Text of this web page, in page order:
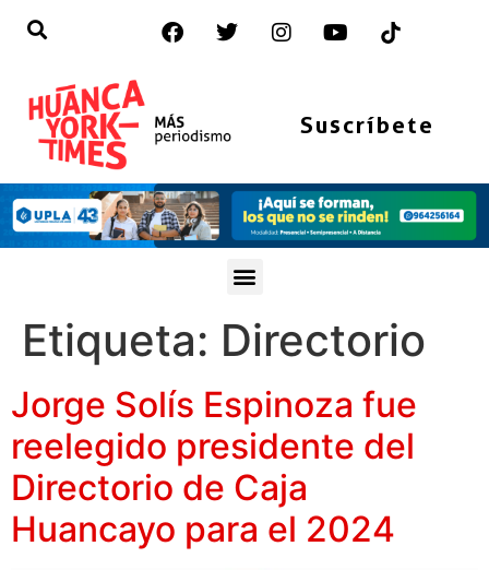
Suscríbete
Etiqueta: Directorio
Jorge Solís Espinoza fue
reelegido presidente del
Directorio de Caja
Huancayo para el 2024